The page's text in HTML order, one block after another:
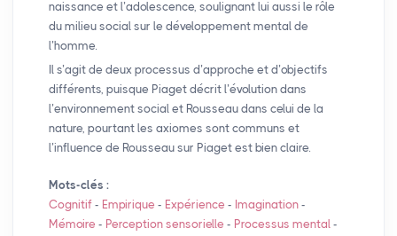
naissance et l’adolescence, soulignant lui aussi le rôle
du milieu social sur le développement mental de
l’homme.
Il s’agit de deux processus d’approche et d’objectifs
différents, puisque Piaget décrit l’évolution dans
l’environnement social et Rousseau dans celui de la
nature, pourtant les axiomes sont communs et
l’influence de Rousseau sur Piaget est bien claire.
Mots-clés :
Cognitif - Empirique - Expérience - Imagination -
Mémoire - Perception sensorielle - Processus mental -